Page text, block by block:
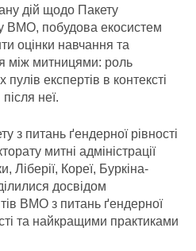
дій щодо Пакету
ВМО, побудова екосистем
оцінки навчання та
між митницями: роль
експертів в контексті
неї.
з питань ґендерної рівності
митні адміністрації
Ліберії, Кореї, Буркіна-
досвідом
ВМО з питань ґендерної
та найкращими практиками